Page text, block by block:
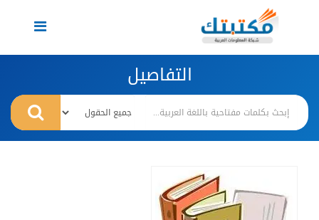
Toggle
navigation
التفاصيل